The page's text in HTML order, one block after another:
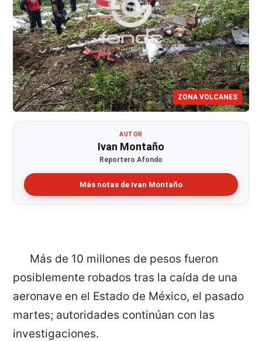
ZONA VOLCANES
AUTOR
Ivan Montaño
Reportero Afondo
Más notas de Ivan Montaño
Más de 10 millones de pesos fueron
posiblemente robados tras la caída de una
aeronave en el Estado de México, el pasado
martes; autoridades continúan con las
investigaciones.